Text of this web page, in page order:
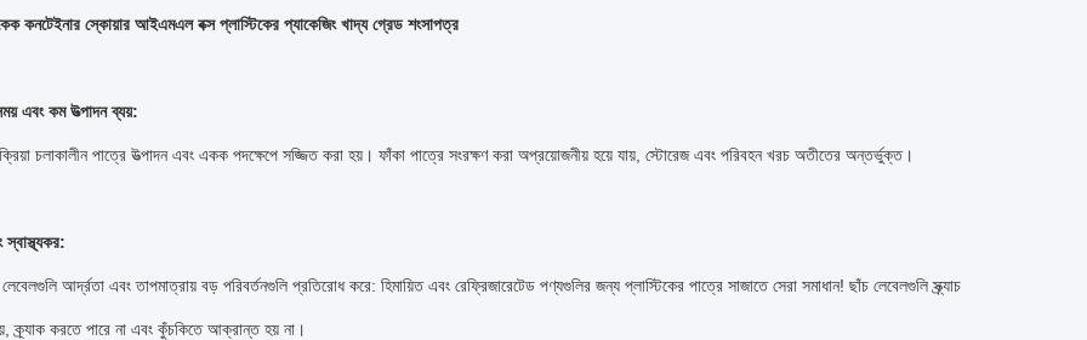
কনটেইনার স্কোয়ার আইএমএল বক্স প্লাস্টিকের প্যাকেজিং খাদ্য গ্রেড শংসাপত্র
এবং কম উত্পাদন ব্যয়:
চলাকালীন পাত্রে উত্পাদন এবং একক পদক্ষেপে সজ্জিত করা হয়। ফাঁকা পাত্রে সংরক্ষণ করা অপ্রয়োজনীয় হয়ে যায়, স্টোরেজ এবং পরিবহন খরচ অতীতের অন্তর্ভুক্ত।
স্বাস্থ্যকর:
আর্দ্রতা এবং তাপমাত্রায় বড় পরিবর্তনগুলি প্রতিরোধ করে: হিমায়িত এবং রেফ্রিজারেটেড পণ্যগুলির জন্য প্লাস্টিকের পাত্রে সাজাতে সেরা সমাধান! ছাঁচ লেবেলগুলি স্ক্র্যাচ
ক্র্যাক করতে পারে না এবং কুঁচকিতে আক্রান্ত হয় না।